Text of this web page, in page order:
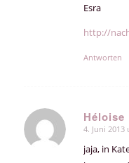
Esra
http://
Antworten
Héloise
sagte:
4. Juni 2013
jaja, in